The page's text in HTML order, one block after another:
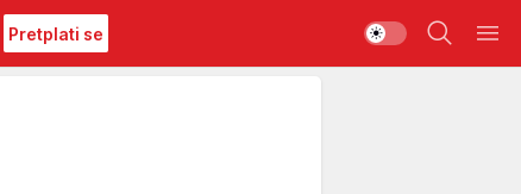
Pretplati se